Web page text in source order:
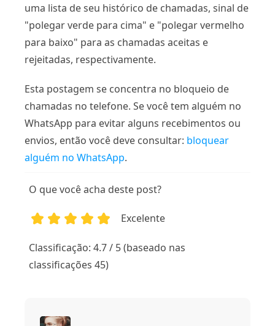
uma lista de seu histórico de chamadas, sinal de
"polegar verde para cima" e "polegar vermelho
para baixo" para as chamadas aceitas e
rejeitadas, respectivamente.
Esta postagem se concentra no bloqueio de
chamadas no telefone. Se você tem alguém no
WhatsApp para evitar alguns recebimentos ou
envios, então você deve consultar: bloquear
alguém no WhatsApp.
O que você acha deste post?
Excelente
Classificação: 4.7 / 5 (baseado nas
classificações 45)